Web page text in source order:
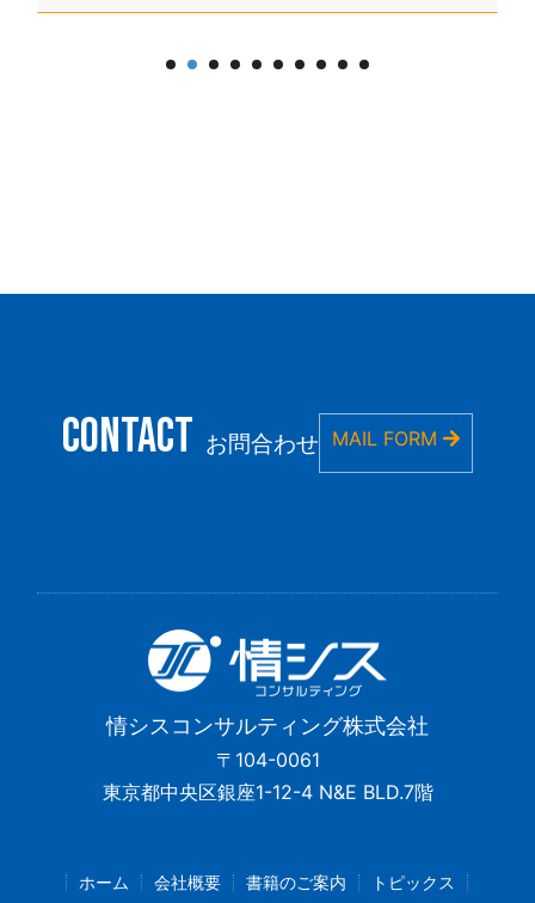
CONTACT お問合わせ MAIL FORM
情シスコンサルティング株式会社
〒104-0061
東京都中央区銀座1-12-4 N&E BLD.7階
ホーム 会社概要 書籍のご案内 トピックス